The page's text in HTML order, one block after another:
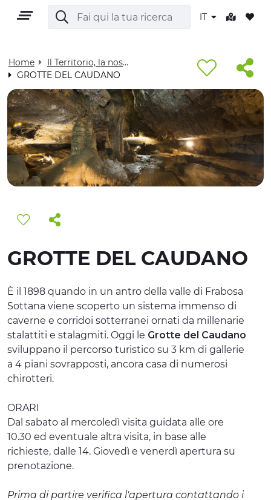
IT
IT
TERRITORIO
CULTURA
NATURA E BENESSERE
ESPERIENZE
EVENTI
OFFERTE
ACCOGLIENZA
Home
Il Territorio, la nostra casa - Visit Cuneese
GROTTE DEL CAUDANO
GROTTE DEL CAUDANO
È il 1898 quando in un antro della valle di Frabosa
Sottana viene scoperto un sistema immenso di
caverne e corridoi sotterranei ornati da millenarie
stalattiti e stalagmiti. Oggi le Grotte del Caudano
sviluppano il percorso turistico su 3 km di gallerie
a 4 piani sovrapposti, ancora casa di numerosi
chirotteri.
ORARI
Dal sabato al mercoledì visita guidata alle ore
10.30 ed eventuale altra visita, in base alle
richieste, dalle 14. Giovedì e venerdì apertura su
prenotazione.
Prima di partire verifica l'apertura contattando i